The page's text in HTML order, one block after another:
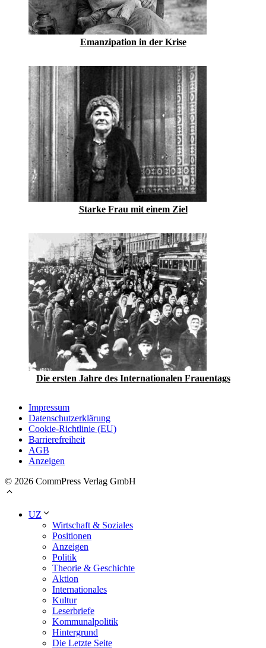
Emanzipation in der Krise
Starke Frau mit einem Ziel
Die ersten Jahre des Internationalen Frauentags
Impressum
Datenschutzerklärung
Cookie-Richtlinie (EU)
Barrierefreiheit
AGB
Anzeigen
© 2026 CommPress Verlag GmbH
UZ
Wirtschaft & Soziales
Positionen
Anzeigen
Politik
Theorie & Geschichte
Aktion
Internationales
Kultur
Leserbriefe
Kommunalpolitik
Hintergrund
Die Letzte Seite